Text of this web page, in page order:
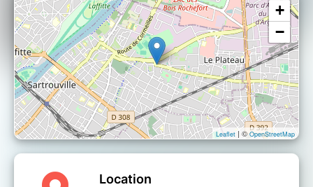
+
−
Leaflet| © OpenStreetMap
Location